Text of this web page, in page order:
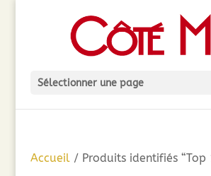
Sélectionner une page
Accueil/ Produits identifiés “Top